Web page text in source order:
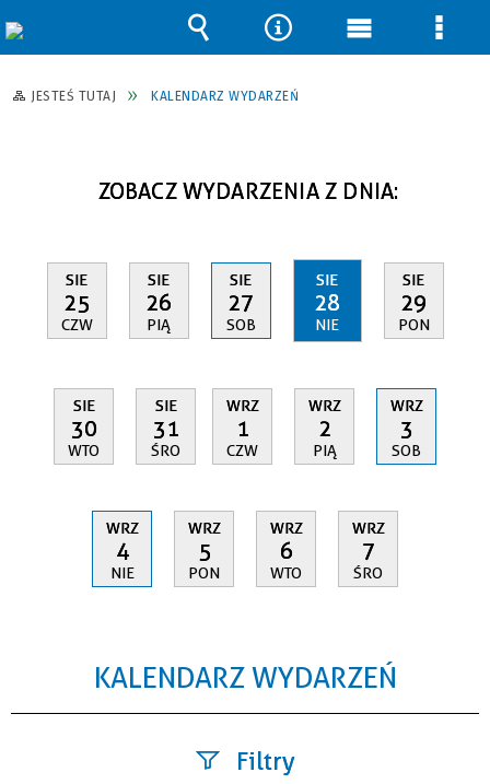
JESTEŚ TUTAJ KALENDARZ WYDARZEŃ
ZOBACZ WYDARZENIA Z DNIA:
SIE
25
CZW
SIE
26
PIĄ
SIE
27
SOB
SIE
28
NIE
SIE
29
PON
SIE
30
WTO
SIE
31
ŚRO
WRZ
1
CZW
WRZ
2
PIĄ
WRZ
3
SOB
WRZ
4
NIE
WRZ
5
PON
WRZ
6
WTO
WRZ
7
ŚRO
KALENDARZ WYDARZEŃ
Filtry
Wyszukiwarka
Narzędzia
Menu Menu